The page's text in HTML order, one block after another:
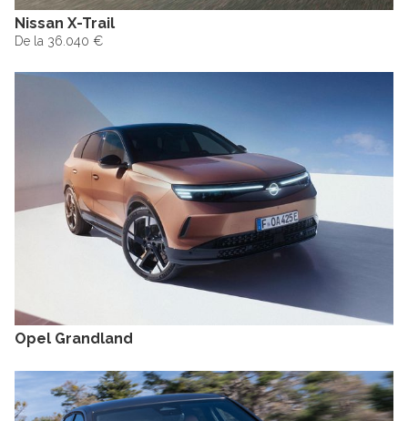
Nissan X-Trail
De la 36.040 €
Opel Grandland